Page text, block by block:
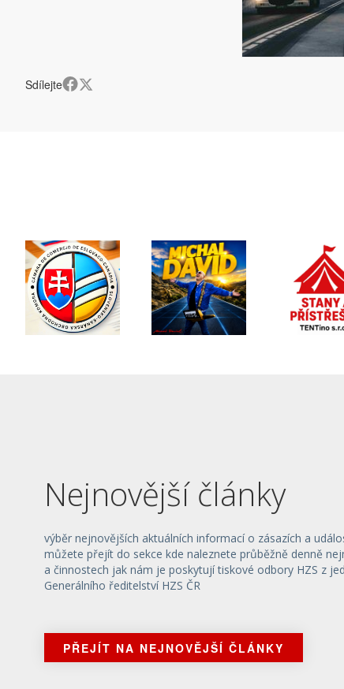
Sdílejte
Nejnovější články
výběr nejnovějších aktuálních informací o zásazích a
můžete přejít do sekce kde naleznete průběžně denně
a činnostech jak nám je poskytují tiskové odbory HZS z
Generálního ředitelství HZS ČR
PŘEJÍT NA NEJNOVĚJŠÍ ČLÁNKY